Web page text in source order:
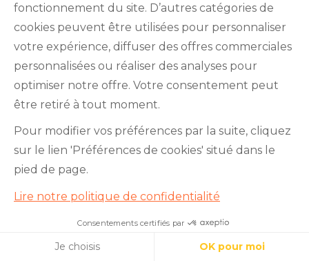
comprenez la majorité des textes et discours
complexes. Vous parlez de façon fluide sans
chercher vos mots.
Vous envisagez de réaliser untest gratuit du
TOEICsur GlobalExam ? À l’issue du test, vous
aurez une idée de votre niveau si vous passiez le
TOEIC !
Parfaire votre
entraînement au test
TOEIC
Je teste mon niveau en 10
fonctionnement du site. D’autres catégories de
cookies peuvent être utilisées pour personnaliser
votre expérience, diffuser des offres commerciales
personnalisées ou réaliser des analyses pour
optimiser notre offre. Votre consentement peut
être retiré à tout moment.
Pour modifier vos préférences par la suite, cliquez
sur le lien 'Préférences de cookies' situé dans le
pied de page.
Lire notre politique de confidentialité
Consentements certifiés par
Je choisis OK pour moi
Cookies